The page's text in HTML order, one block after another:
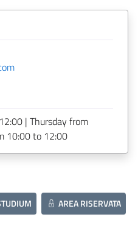
| Thursday from
10:00 to 12:00
AREA RISERVATA